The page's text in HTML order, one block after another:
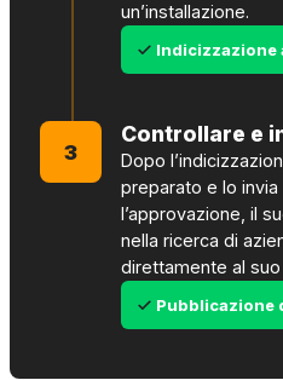
un’installazione.
Indicizzazione
3
Controllare e
Dopo
preparato e lo
l’approvazione, il
nella ricerca di
direttamente al
Pubblicazione